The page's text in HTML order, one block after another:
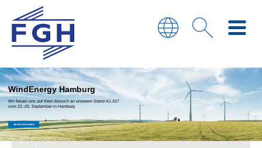
MEHR ERFAHREN
Wir freuen uns auf Ihren Besuch an unserem Stand A1.327
vom 22.-25. September in Hamburg
WindEnergy Hamburg